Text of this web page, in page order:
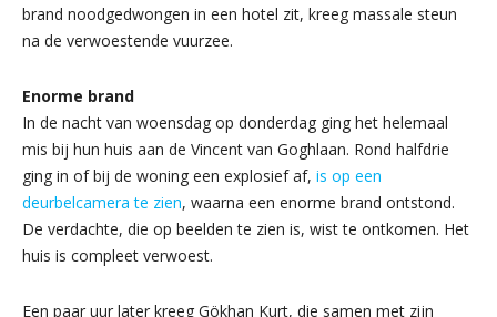
brand noodgedwongen in een hotel zit, kreeg massale steun
na de verwoestende vuurzee.
Enorme brand
In de nacht van woensdag op donderdag ging het helemaal
mis bij hun huis aan de Vincent van Goghlaan. Rond halfdrie
ging in of bij de woning een explosief af, is op een
deurbelcamera te zien, waarna een enorme brand ontstond.
De verdachte, die op beelden te zien is, wist te ontkomen. Het
huis is compleet verwoest.
Een paar uur later kreeg Gökhan Kurt, die samen met zijn